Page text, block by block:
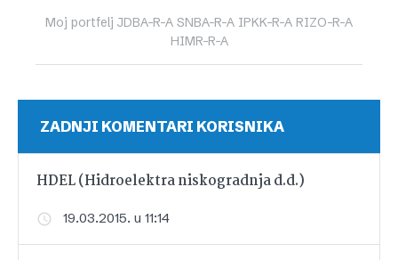
Moj portfelj JDBA-R-A SNBA-R-A IPKK-R-A RIZO-R-A
HIMR-R-A
ZADNJI KOMENTARI KORISNIKA
HDEL (Hidroelektra niskogradnja d.d.)
19.03.2015. u 11:14